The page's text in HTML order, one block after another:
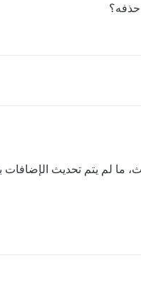
حذفه؟